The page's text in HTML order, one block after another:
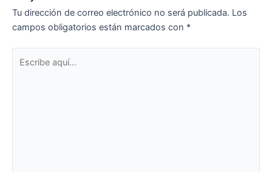
Tu dirección de correo electrónico no será publicada. Los
campos obligatorios están marcados con *
aquí...